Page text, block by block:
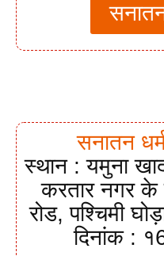
सनातन
स्थान : यमुना
करतार नगर के
रोड, पश्चिमी
दिनांक :